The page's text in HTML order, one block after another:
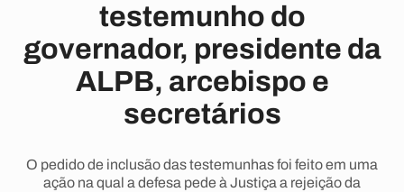
testemunho do
governador, presidente da
ALPB, arcebispo e
secretários
O pedido de inclusão das testemunhas foi feito em uma
ação na qual a defesa pede à Justiça a rejeição da